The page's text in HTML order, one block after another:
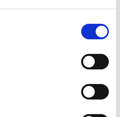
to use, and we will only place
using the link in our
Cookie
how we process your personal